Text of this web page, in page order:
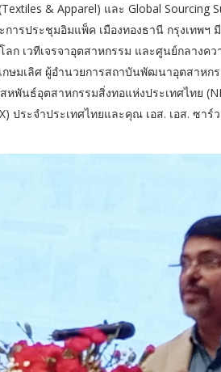
& Apparel) และ Global
รประชุมอิมแพ็ค เมืองทองธานี กรุงเทพฯ
ก เวทีเจรจาอุตสาหกรรม และศูนย์กลาง
มเลิศ ผู้อำนวยการสถาบันพัฒนาอุตสาหกร
หพันธ์อุตสาหกรรมสิ่งทอแห่งประเทศไทย
ประจำประเทศไทยและคุณ เอส. เอส. ซาร์ว